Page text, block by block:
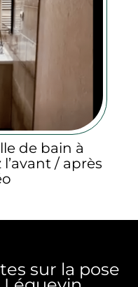
de bain à
/ après
sur la pose